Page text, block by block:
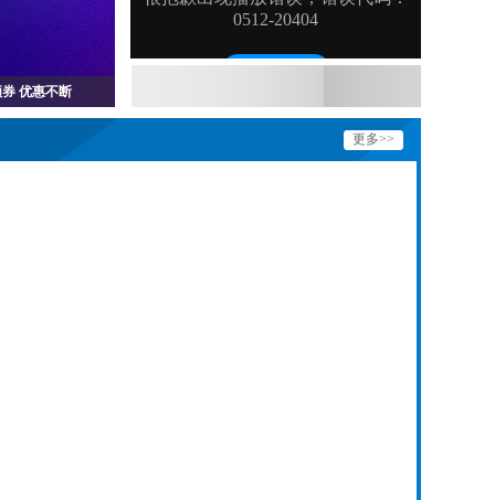
优惠不断
更多>>